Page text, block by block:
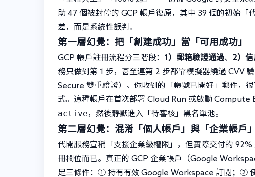
助 47 個被封停的 GCP 帳戶復原，其中 39 個的初始「
差，而是系統性誤判。
第一層幻覺：把「創建成功」當「可用成功」
GCP 帳戶註冊流程分三階段： 1）郵箱驗證通過、 2）信
務只做到第 1 步，甚至連第 2 步都靠模擬器繞過 CVV
Secure 雙重驗證）。你收到的「帳號已開好」郵件，
式。這種帳戶在首次部署 Cloud Run 或啟動 Compute
active，然後靜默進入「待審核」黑名單池。
第二層幻覺：混淆「個人帳戶」與「企業帳戶
代開服務宣稱「支援企業級權限」，但實際交付的
冊欄位而已。真正的 GCP 企業帳戶（Google
足三條件：① 持有有效 Google Workspace 訂閱；②